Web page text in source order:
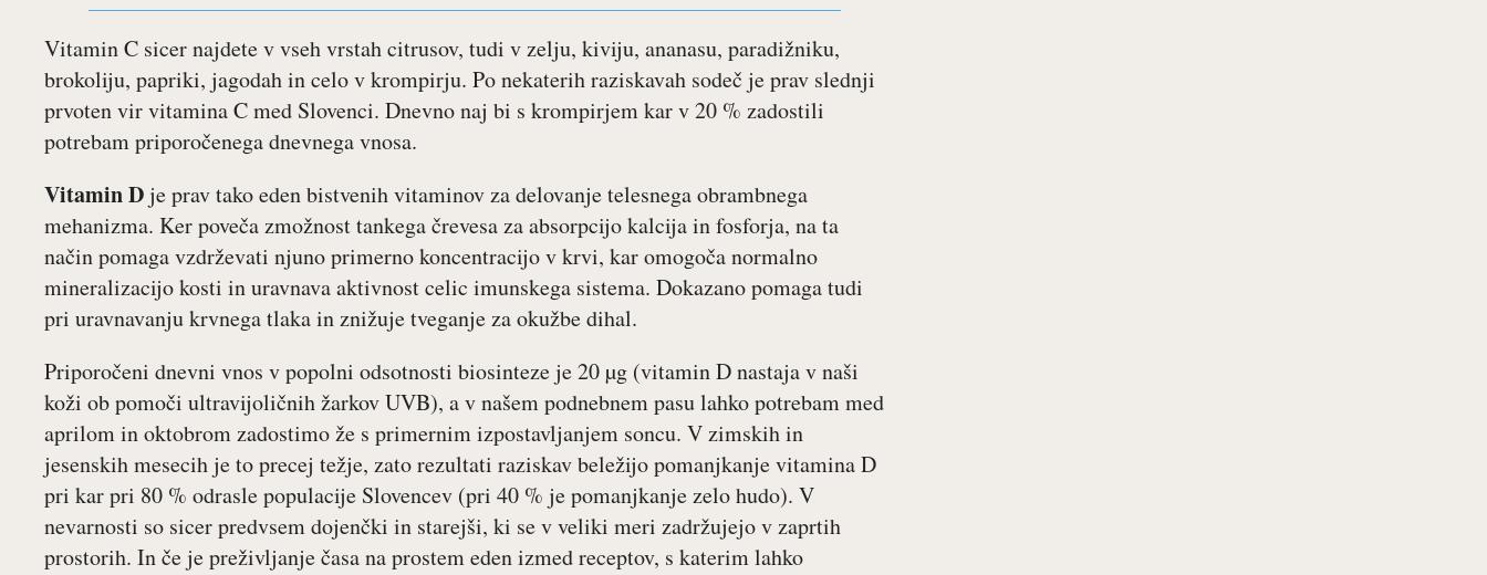
Vitamin C sicer najdete v vseh vrstah citrusov, tudi v zelju, kiviju, ananasu, paradižniku,
brokoliju, papriki, jagodah in celo v krompirju. Po nekaterih raziskavah sodeč je prav slednji
prvoten vir vitamina C med Slovenci. Dnevno naj bi s krompirjem kar v 20 % zadostili
potrebam priporočenega dnevnega vnosa.
Vitamin Dje prav tako eden bistvenih vitaminov za delovanje telesnega obrambnega
mehanizma. Ker poveča zmožnost tankega črevesa za absorpcijo kalcija in fosforja, na ta
način pomaga vzdrževati njuno primerno koncentracijo v krvi, kar omogoča normalno
mineralizacijo kosti in uravnava aktivnost celic imunskega sistema. Dokazano pomaga tudi
pri uravnavanju krvnega tlaka in znižuje tveganje za okužbe dihal.
Priporočeni dnevni vnos v popolni odsotnosti biosinteze je 20 µg (vitamin D nastaja v naši
koži ob pomoči ultravijoličnih žarkov UVB), a v našem podnebnem pasu lahko potrebam med
aprilom in oktobrom zadostimo že s primernim izpostavljanjem soncu. V zimskih in
jesenskih mesecih je to precej težje, zato rezultati raziskav beležijo pomanjkanje vitamina D
pri kar pri 80 % odrasle populacije Slovencev (pri 40 % je pomanjkanje zelo hudo). V
nevarnosti so sicer predvsem dojenčki in starejši, ki se v veliki meri zadržujejo v zaprtih
prostorih. In če je preživljanje časa na prostem eden izmed receptov, s katerim lahko